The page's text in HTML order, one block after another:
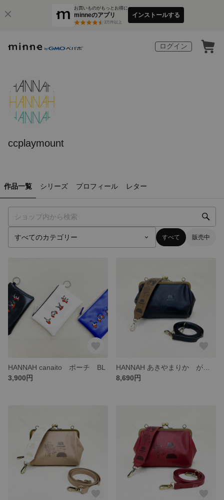
お買いものがもっとお得に
minneのアプリ
3万件以上
インストールする
ログイン
ccplaymount
作品一覧 シリーズ プロフィール レター
すべて 販売中
HANNAH canaito ポーチ BL
3,900円
8,690円